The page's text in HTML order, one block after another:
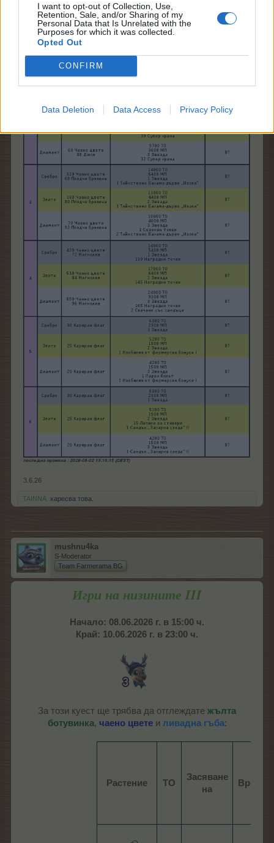
I want to opt-out of Collection, Use,
Retention, Sale, and/or Sharing of my
Personal Data that Is Unrelated with the
Purposes for which it was collected.
Opted Out
CONFIRM
Data Deletion Data Access Privacy Policy
3.6.26
.TAINNA. харесва това.
mushnu4ka
S-Moderator
Team Farmerama BG
Игри на низините III
Начало: 08.06.2026 г. в 15:00 ч.
Край: 10.06.2026 г. в 23:00 ч.
За този куест ще трябва да отглеждате жълта
ботувинка, чаено цветеи ливадна гъба:
Растение ТО
Засяване
на
Време